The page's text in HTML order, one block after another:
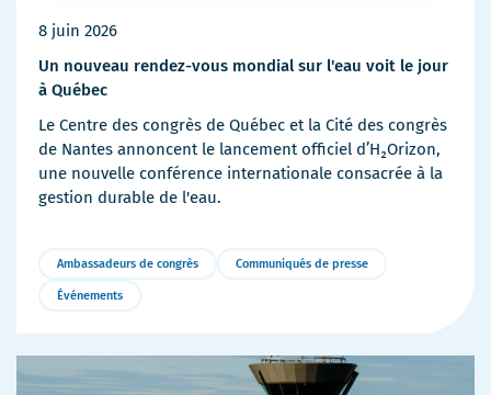
8 juin 2026
Un nouveau rendez-vous mondial sur l'eau voit le jour
à Québec
Le Centre des congrès de Québec et la Cité des congrès
de Nantes annoncent le lancement officiel d’H₂Orizon,
une nouvelle conférence internationale consacrée à la
gestion durable de l'eau.
Ambassadeurs de congrès Communiqués de presse
Événements
Plus